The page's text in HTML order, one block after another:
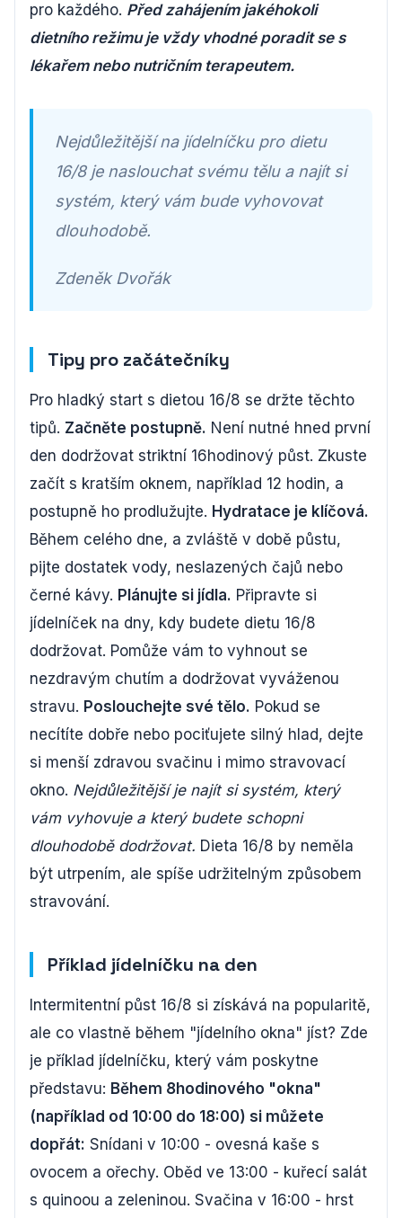
pro každého. Před zahájením jakéhokoli
dietního režimu je vždy vhodné poradit se s
lékařem nebo nutričním terapeutem.
Nejdůležitější na jídelníčku pro dietu
16/8 je naslouchat svému tělu a najít si
systém, který vám bude vyhovovat
dlouhodobě.
Zdeněk Dvořák
Tipy pro začátečníky
Pro hladký start s dietou 16/8 se držte těchto
tipů. Začněte postupně. Není nutné hned první
den dodržovat striktní 16hodinový půst. Zkuste
začít s kratším oknem, například 12 hodin, a
postupně ho prodlužujte. Hydratace je klíčová.
Během celého dne, a zvláště v době půstu,
pijte dostatek vody, neslazených čajů nebo
černé kávy. Plánujte si jídla. Připravte si
jídelníček na dny, kdy budete dietu 16/8
dodržovat. Pomůže vám to vyhnout se
nezdravým chutím a dodržovat vyváženou
stravu. Poslouchejte své tělo. Pokud se
necítíte dobře nebo pociťujete silný hlad, dejte
si menší zdravou svačinu i mimo stravovací
okno. Nejdůležitější je najít si systém, který
vám vyhovuje a který budete schopni
dlouhodobě dodržovat. Dieta 16/8 by neměla
být utrpením, ale spíše udržitelným způsobem
stravování.
Příklad jídelníčku na den
Intermitentní půst 16/8 si získává na popularitě,
ale co vlastně během "jídelního okna" jíst? Zde
je příklad jídelníčku, který vám poskytne
představu: Během 8hodinového "okna"
(například od 10:00 do 18:00) si můžete
dopřát: Snídani v 10:00 - ovesná kaše s
ovocem a ořechy. Oběd ve 13:00 - kuřecí salát
s quinoou a zeleninou. Svačina v 16:00 - hrst